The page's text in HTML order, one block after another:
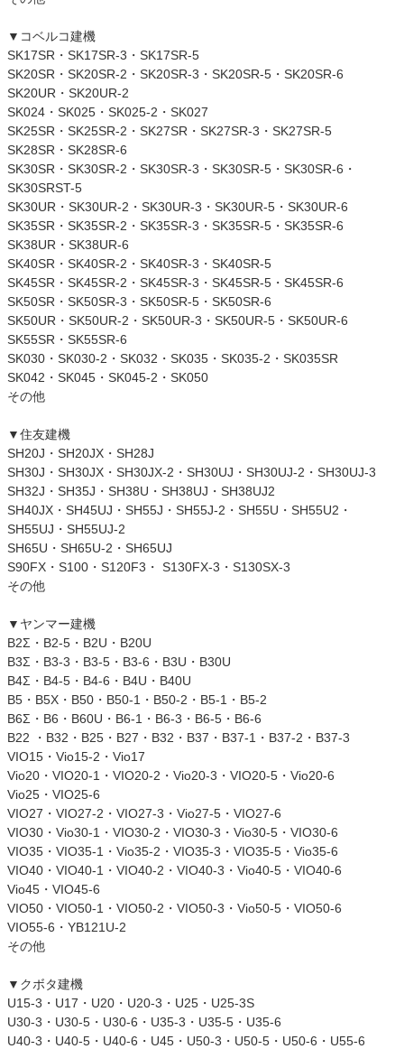
▼コベルコ建機
SK17SR・SK17SR-3・SK17SR-5
SK20SR・SK20SR-2・SK20SR-3・SK20SR-5・SK20SR-6
SK20UR・SK20UR-2
SK024・SK025・SK025-2・SK027
SK25SR・SK25SR-2・SK27SR・SK27SR-3・SK27SR-5
SK28SR・SK28SR-6
SK30SR・SK30SR-2・SK30SR-3・SK30SR-5・SK30SR-6・
SK30SRST-5
SK30UR・SK30UR-2・SK30UR-3・SK30UR-5・SK30UR-6
SK35SR・SK35SR-2・SK35SR-3・SK35SR-5・SK35SR-6
SK38UR・SK38UR-6
SK40SR・SK40SR-2・SK40SR-3・SK40SR-5
SK45SR・SK45SR-2・SK45SR-3・SK45SR-5・SK45SR-6
SK50SR・SK50SR-3・SK50SR-5・SK50SR-6
SK50UR・SK50UR-2・SK50UR-3・SK50UR-5・SK50UR-6
SK55SR・SK55SR-6
SK030・SK030-2・SK032・SK035・SK035-2・SK035SR
SK042・SK045・SK045-2・SK050
その他
▼住友建機
SH20J・SH20JX・SH28J
SH30J・SH30JX・SH30JX-2・SH30UJ・SH30UJ-2・SH30UJ-3
SH32J・SH35J・SH38U・SH38UJ・SH38UJ2
SH40JX・SH45UJ・SH55J・SH55J-2・SH55U・SH55U2・
SH55UJ・SH55UJ-2
SH65U・SH65U-2・SH65UJ
S90FX・S100・S120F3・ S130FX-3・S130SX-3
その他
▼ヤンマー建機
B2Σ・B2-5・B2U・B20U
B3Σ・B3-3・B3-5・B3-6・B3U・B30U
B4Σ・B4-5・B4-6・B4U・B40U
B5・B5X・B50・B50-1・B50-2・B5-1・B5-2
B6Σ・B6・B60U・B6-1・B6-3・B6-5・B6-6
B22 ・B32・B25・B27・B32・B37・B37-1・B37-2・B37-3
VIO15・Vio15-2・Vio17
Vio20・VIO20-1・VIO20-2・Vio20-3・VIO20-5・Vio20-6
Vio25・VIO25-6
VIO27・VIO27-2・VIO27-3・Vio27-5・VIO27-6
VIO30・Vio30-1・VIO30-2・VIO30-3・Vio30-5・VIO30-6
VIO35・VIO35-1・Vio35-2・VIO35-3・VIO35-5・Vio35-6
VIO40・VIO40-1・VIO40-2・VIO40-3・Vio40-5・VIO40-6
Vio45・VIO45-6
VIO50・VIO50-1・VIO50-2・VIO50-3・Vio50-5・VIO50-6
VIO55-6・YB121U-2
その他
▼クボタ建機
U15-3・U17・U20・U20-3・U25・U25-3S
U30-3・U30-5・U30-6・U35-3・U35-5・U35-6
U40-3・U40-5・U40-6・U45・U50-3・U50-5・U50-6・U55-6